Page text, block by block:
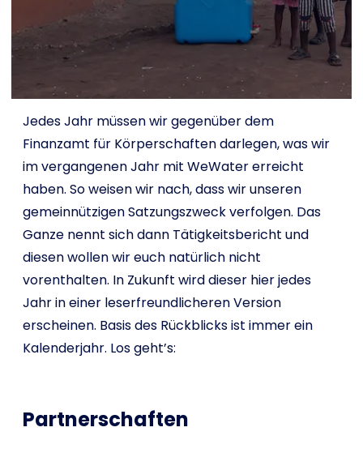
Shop
Je veux aider !
Jedes Jahr müssen wir gegenüber dem
Finanzamt für Körperschaften darlegen, was wir
im vergangenen Jahr mit WeWater erreicht
haben. So weisen wir nach, dass wir unseren
gemeinnützigen Satzungszweck verfolgen. Das
Ganze nennt sich dann Tätigkeitsbericht und
diesen wollen wir euch natürlich nicht
vorenthalten. In Zukunft wird dieser hier jedes
Jahr in einer leserfreundlicheren Version
erscheinen. Basis des Rückblicks ist immer ein
Kalenderjahr. Los geht’s:
Partnerschaften